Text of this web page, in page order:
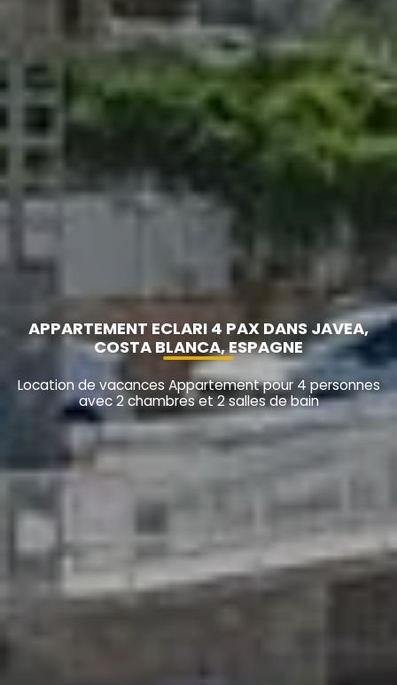
APPARTEMENT ECLARI 4 PAX DANS JAVEA,
COSTA BLANCA, ESPAGNE
Location de vacances Appartement pour 4 personnes
avec 2 chambres et 2 salles de bain